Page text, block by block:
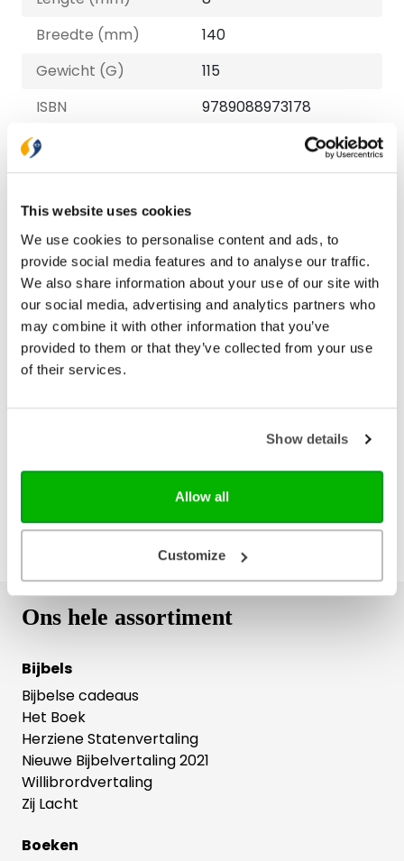
This website uses cookies
We use cookies to personalise content and ads, to
provide social media features and to analyse our traffic.
We also share information about your use of our site with
our social media, advertising and analytics partners who
may combine it with other information that you’ve
provided to them or that they’ve collected from your use
of their services.
Show details
Allow all
Customize
Breedte (mm)
140
Gewicht (G)
115
ISBN
9789088973178
Druk
Verschijningsdatum
2022-10-20
NUR-code
Auteur
H. van den Belt
Taal
Nederlands
Aantal pagina's
72
Gratis verzending vanaf € 20,-
Ons hele assortiment
Bijbels
Bijbelse cadeaus
Het Boek
Herziene Statenvertaling
Nieuwe Bijbelvertaling 2021
Willibrordvertaling
Zij Lacht
Boeken